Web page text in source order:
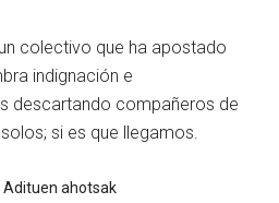
colectivo que ha apostado
indignación e
descartando compañeros de
si es que llegamos.
,Adituen ahotsak